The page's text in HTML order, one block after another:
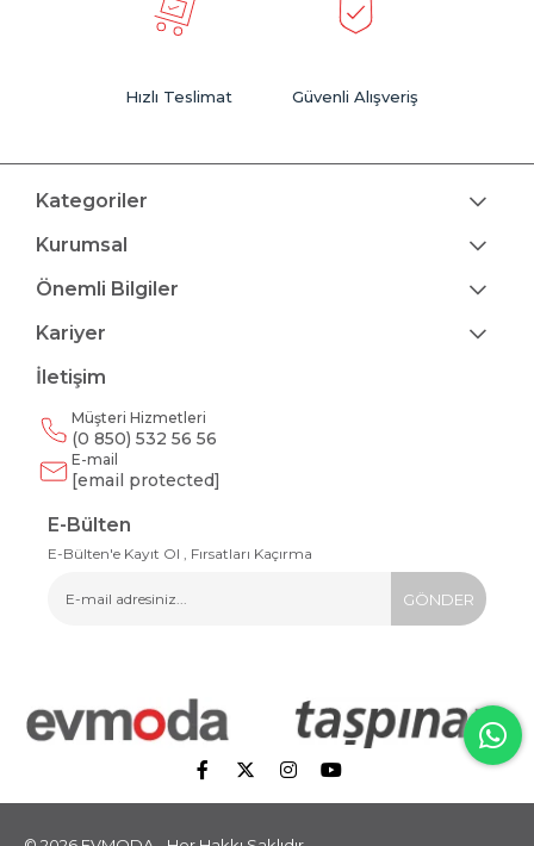
Hızlı Teslimat Güvenli Alışveriş
Kategoriler
Kurumsal
Önemli Bilgiler
Kariyer
İletişim
Müşteri Hizmetleri
(0 850) 532 56 56
E-mail
[email protected]
E-Bülten
E-Bülten'e Kayıt Ol , Fırsatları Kaçırma
GÖNDER